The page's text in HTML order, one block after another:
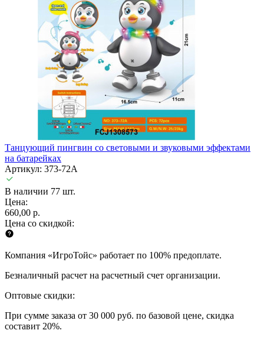
Танцующий пингвин со световыми и звуковыми эффектами
на батарейках
Артикул: 373-72A
В наличии 77 шт.
Цена:
660,00 р.
Цена со скидкой:
Компания «ИгроТойс» работает по 100% предоплате.
Безналичный расчет на расчетный счет организации.
Оптовые скидки:
При сумме заказа от 30 000 руб. по базовой цене, скидка
составит 20%.